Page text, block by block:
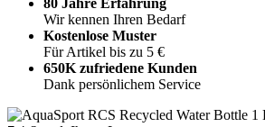
Wir kennen Ihren Bedarf
Kostenlose Muster
Für Artikel bis zu 5 €
650K zufriedene Kunden
Dank persönlichem Service